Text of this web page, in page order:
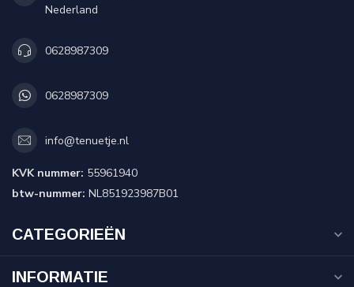
Nederland
0628987309
0628987309
info@tenuetje.nl
KVK nummer: 55961940
btw-nummer: NL851923987B01
CATEGORIEËN
INFORMATIE